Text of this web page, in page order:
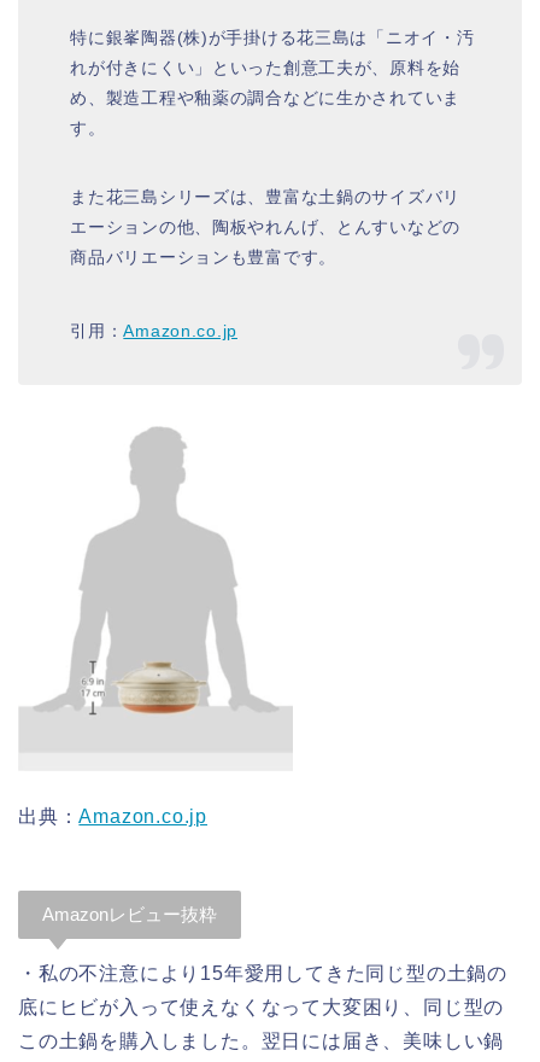
特に銀峯陶器(株)が手掛ける花三島は「ニオイ・汚
れが付きにくい」といった創意工夫が、原料を始
め、製造工程や釉薬の調合などに生かされていま
す。
また花三島シリーズは、豊富な土鍋のサイズバリ
エーションの他、陶板やれんげ、とんすいなどの
商品バリエーションも豊富です。
引用：Amazon.co.jp
出典：Amazon.co.jp
Amazonレビュー抜粋
・私の不注意により15年愛用してきた同じ型の土鍋の
底にヒビが入って使えなくなって大変困り、同じ型の
この土鍋を購入しました。翌日には届き、美味しい鍋